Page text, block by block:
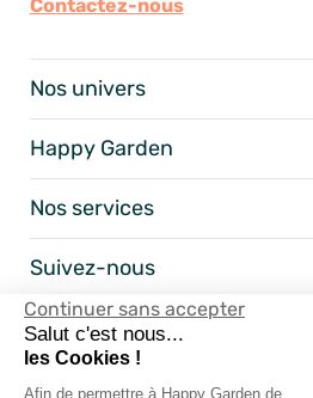
Continuer sans accepter
Salut c'est nous...
les Cookies !
Afin de permettre à Happy Garden de
Contactez-nous
Nos univers
Happy Garden
Nos services
Suivez-nous